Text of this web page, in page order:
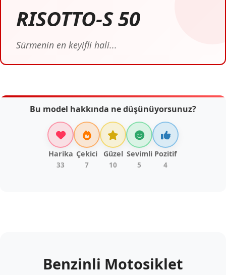
RISOTTO-S 50
Sürmenin en keyifli hali...
Bu model hakkında ne düşünüyorsunuz?
Harika
33
Çekici
7
Güzel
10
Sevimli
5
Pozitif
4
Benzinli Motosiklet